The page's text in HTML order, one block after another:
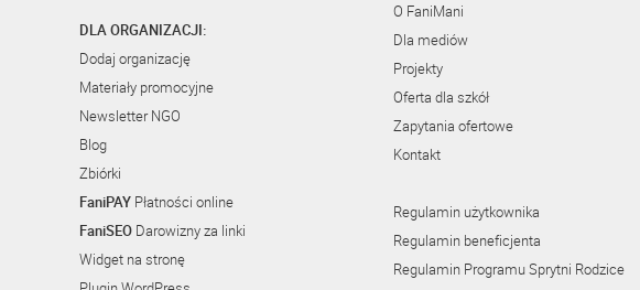
DLA ORGANIZACJI:
Dodaj organizację
Materiały promocyjne
Newsletter NGO
Blog
Zbiórki
FaniPAY Płatności online
FaniSEO Darowizny za linki
Widget na stronę
O FaniMani
Dla mediów
Projekty
Oferta dla szkół
Zapytania ofertowe
Kontakt
Regulamin użytkownika
Regulamin beneficjenta
Regulamin Programu Sprytni Rodzice